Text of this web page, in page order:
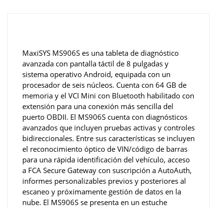
MaxiSYS MS906S es una tableta de diagnóstico
avanzada con pantalla táctil de 8 pulgadas y
sistema operativo Android, equipada con un
procesador de seis núcleos. Cuenta con 64 GB de
memoria y el VCI Mini con Bluetooth habilitado con
extensión para una conexión más sencilla del
puerto OBDII. El MS906S cuenta con diagnósticos
avanzados que incluyen pruebas activas y controles
bidireccionales. Entre sus características se incluyen
el reconocimiento óptico de VIN/código de barras
para una rápida identificación del vehículo, acceso
a FCA Secure Gateway con suscripción a AutoAuth,
informes personalizables previos y posteriores al
escaneo y próximamente gestión de datos en la
nube. El MS906S se presenta en un estuche